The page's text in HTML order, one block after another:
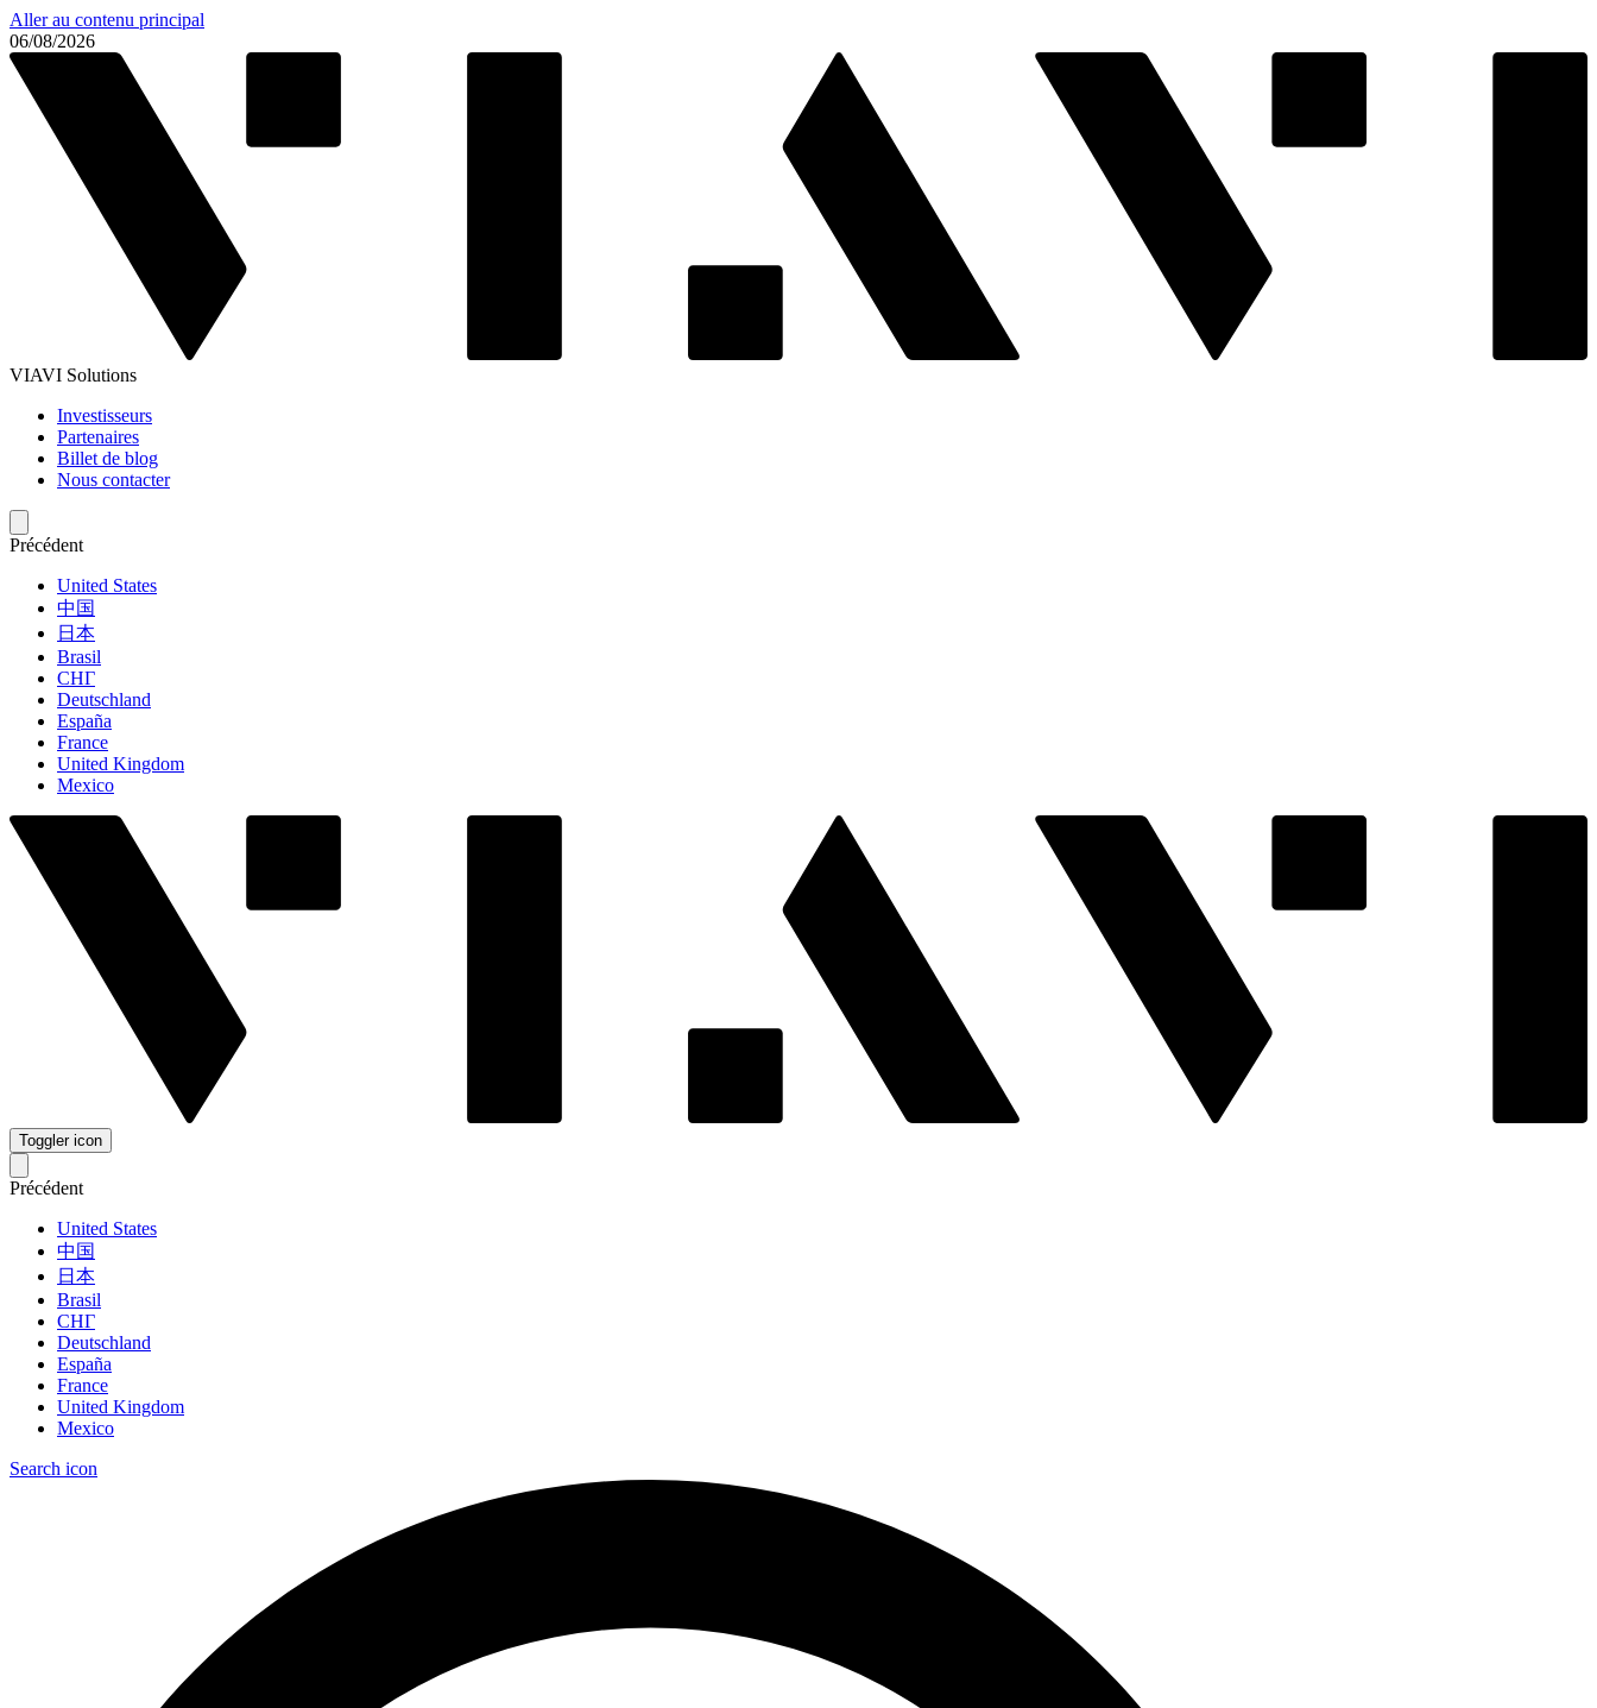
Aller au contenu principal
06/08/2026
VIAVI Solutions
Investisseurs
Partenaires
Billet de blog
Nous contacter
Précédent
United States
中国
日本
Brasil
СНГ
Deutschland
España
France
United Kingdom
Mexico
Toggler icon
Précédent
United States
中国
日本
Brasil
СНГ
Deutschland
España
France
United Kingdom
Mexico
Search icon